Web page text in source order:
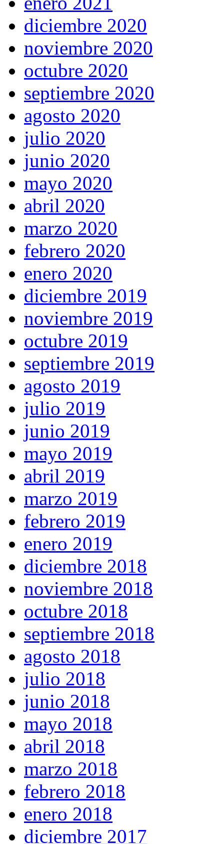
diciembre 2020
noviembre 2020
octubre 2020
septiembre 2020
agosto 2020
julio 2020
junio 2020
mayo 2020
abril 2020
marzo 2020
febrero 2020
enero 2020
diciembre 2019
noviembre 2019
octubre 2019
septiembre 2019
agosto 2019
julio 2019
junio 2019
mayo 2019
abril 2019
marzo 2019
febrero 2019
enero 2019
diciembre 2018
noviembre 2018
octubre 2018
septiembre 2018
agosto 2018
julio 2018
junio 2018
mayo 2018
abril 2018
marzo 2018
febrero 2018
enero 2018
diciembre 2017